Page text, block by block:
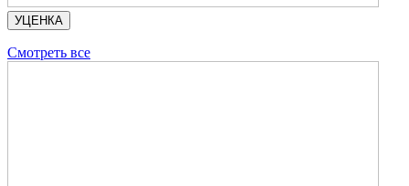
УЦЕНКА
Смотреть все